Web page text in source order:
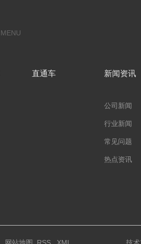
MENU
直通车 新闻资讯
公司新闻
行业新闻
常见问题
热点资讯